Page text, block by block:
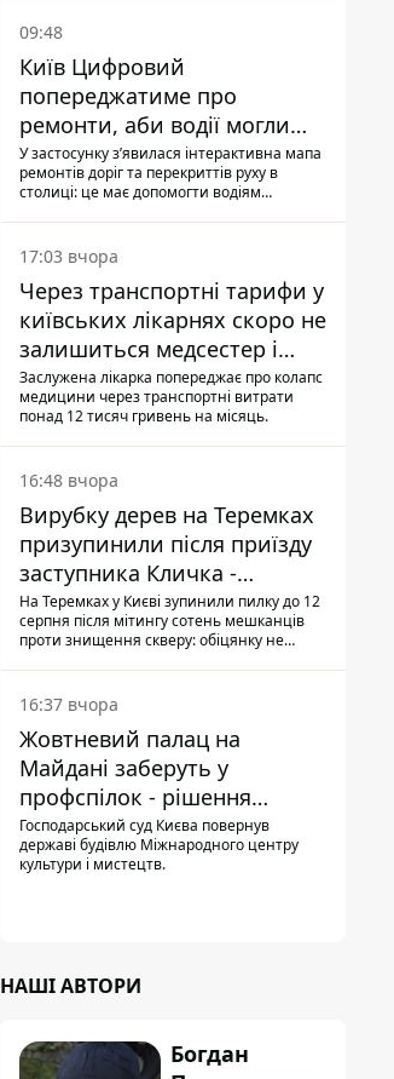
09:48
Київ Цифровий
попереджатиме про
ремонти, аби водії могли
уникати ділянок із заторами
У застосунку зʼявилася інтерактивна мапа
ремонтів доріг та перекриттів руху в
столиці: це має допомогти водіям
17:03 вчора
Через транспортні тарифи у
київських лікарнях скоро не
залишиться медсестер і
санітарок - професор
Голубовська
Заслужена лікарка попереджає про колапс
медицини через транспортні витрати
понад 12 тисяч гривень на місяць.
16:48 вчора
Вирубку дерев на Теремках
призупинили після приїзду
заступника Кличка -
почався діалог
На Теремках у Києві зупинили пилку до 12
серпня після мітингу сотень мешканців
проти знищення скверу: обіцянку не
прибув налагодити комунікацію
16:37 вчора
Жовтневий палац на
Майдані заберуть у
профспілок - рішення
Господарського суду
Господарський суд Києва повернув
державі будівлю Міжнародного центру
культури і мистецтв.
НАШІ АВТОРИ
Богдан